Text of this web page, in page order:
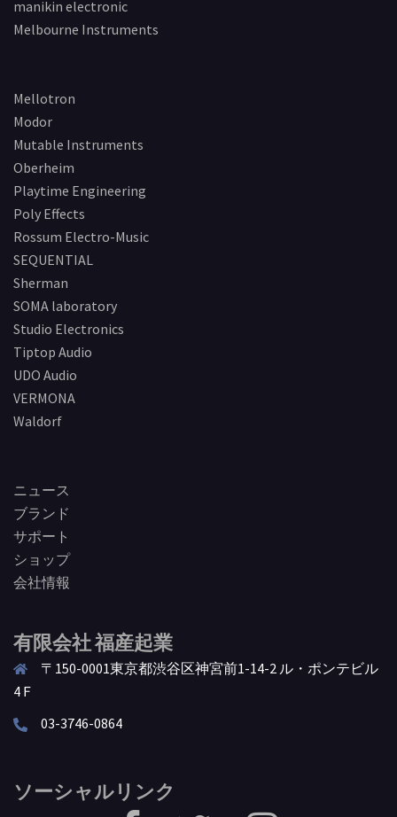
manikin electronic
Melbourne Instruments
Mellotron
Modor
Mutable Instruments
Oberheim
Playtime Engineering
Poly Effects
Rossum Electro-Music
SEQUENTIAL
Sherman
SOMA laboratory
Studio Electronics
Tiptop Audio
UDO Audio
VERMONA
Waldorf
ニュース
ブランド
サポート
ショップ
会社情報
有限会社 福産起業
〒150-0001東京都渋谷区神宮前1-14-2 ル・ポンテビル
4Ｆ
03-3746-0864
ソーシャルリンク